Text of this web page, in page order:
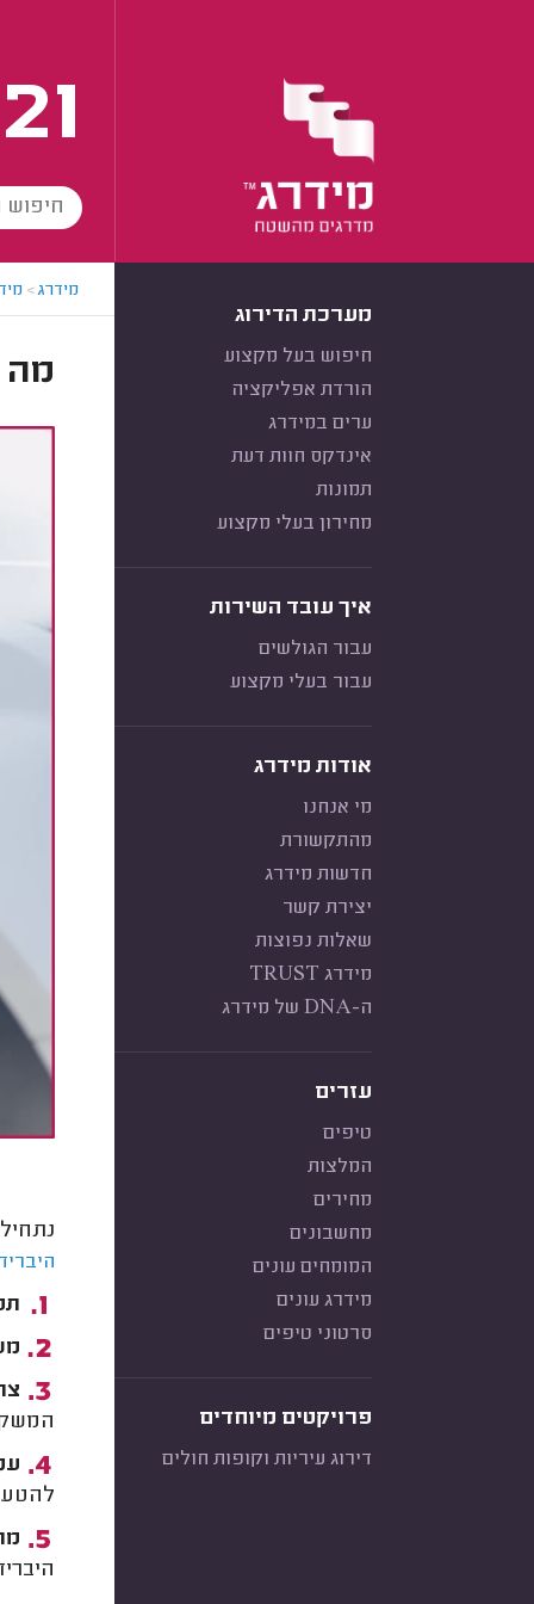
מערכת הדירוג
חיפוש בעל מקצוע
הורדת אפליקציה
ערים במידרג
אינדקס חוות דעת
תמונות
מחירון בעלי מקצוע
איך עובד השירות
עבור הגולשים
עבור בעלי מקצוע
אודות מידרג
מי אנחנו
מהתקשורת
חדשות מידרג
יצירת קשר
שאלות נפוצות
מידרג TRUST
ה-DNA של מידרג
עזרים
טיפים
המלצות
מחירים
מחשבונים
המומחים עונים
מידרג עונים
סרטוני טיפים
פרויקטים מיוחדים
דירוג עיריות וקופות חולים
מידרג>
מה